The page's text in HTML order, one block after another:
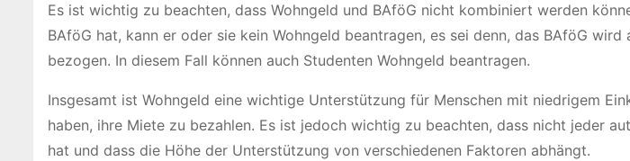
Es ist wichtig zu beachten, dass Wohngeld und BAföG nicht kombiniert werden
BAföG hat, kann er oder sie kein Wohngeld beantragen, es sei denn, das BAföG wird
bezogen. In diesem Fall können auch Studenten Wohngeld beantragen.
Insgesamt ist Wohngeld eine wichtige Unterstützung für Menschen mit niedrigem
haben, ihre Miete zu bezahlen. Es ist jedoch wichtig zu beachten, dass nicht jeder
hat und dass die Höhe der Unterstützung von verschiedenen Faktoren abhängt.